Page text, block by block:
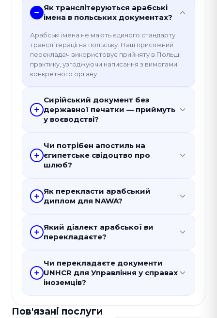
Як транслітеруються арабські
імена в польських документах?
Арабські імена не мають єдиного стандарту
транслітерації на польську. Наш присяжний
перекладач використовує прийняту в Польщі
практику, узгоджуючи написання з вимогами
конкретного органу.
Сирійський документ без
державної печатки — приймуть
у воєводстві?
Чи потрібен апостиль на
єгипетське свідоцтво про
шлюб?
Як перекласти арабський
диплом для NAWA?
Який діалект арабської ви
перекладаєте?
Чи перекладаєте документи
UNHCR для Управління у справах
іноземців?
Пов'язані послуги